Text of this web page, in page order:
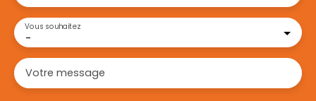
-
Vous souhaitez
Votre message